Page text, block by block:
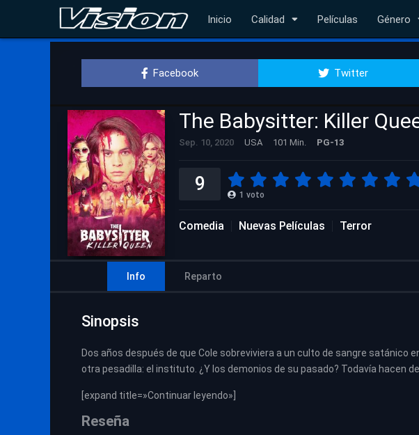
Inicio Calidad Películas Género
Facebook Twitter
The Babysitter: Killer
Sep. 10, 2020 USA 101 Min. PG-13
9 1 voto
Comedia Nuevas Películas Terror
Info Reparto
Sinopsis
Dos años después de que Cole sobreviviera a un culto de sangre satánico
otra pesadilla: el instituto. ¿Y los demonios de su pasado? Todavía hacen
[expand title=»Continuar leyendo»]
Reseña